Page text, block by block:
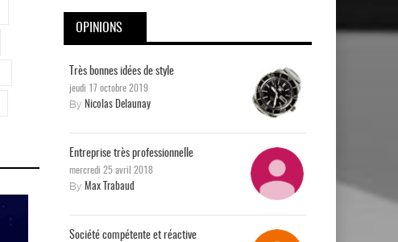
OPINIONS
Très bonnes idées de style
jeudi 17 octobre 2019
By Nicolas Delaunay
Entreprise très professionnelle
mercredi 25 avril 2018
By Max Trabaud
Société compétente et réactive